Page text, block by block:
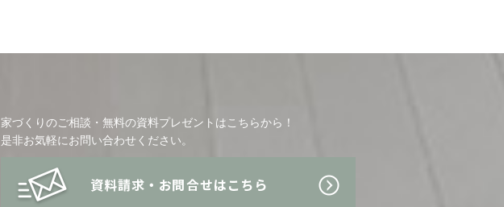
家づくりのご相談・無料の資料プレゼントはこちらから！
是非お気軽にお問い合わせください。